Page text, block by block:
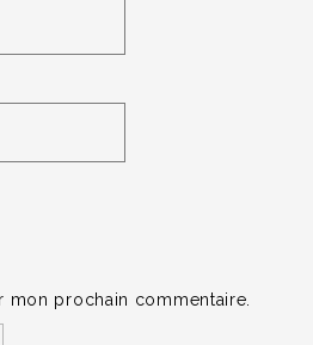
mon prochain commentaire.